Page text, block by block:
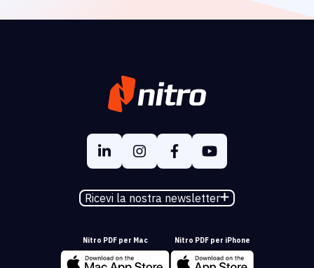
Ricevi la nostra newsletter
Nitro PDF per Mac Nitro PDF per iPhone